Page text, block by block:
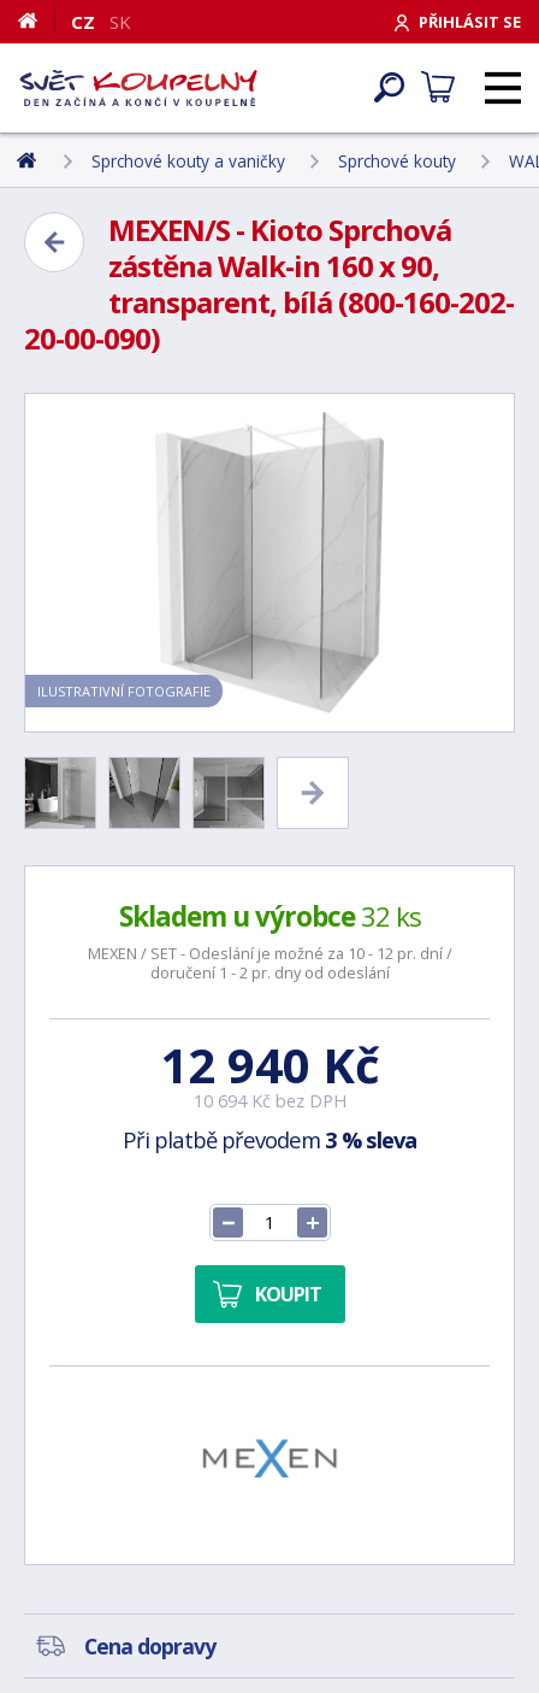
PŘIHLÁSIT SE
CZ SK
Sprchové kouty a vaničky Sprchové kouty
MEXEN/S - Kioto Sprchová
zástěna Walk-in 160 x 90,
transparent, bílá (800-160-202-
20-00-090)
ILUSTRATIVNÍ FOTOGRAFIE
Skladem u výrobce32 ks
MEXEN / SET - Odeslání je možné za 10 - 12 pr. dní /
doručení 1 - 2 pr. dny od odeslání
12 940 Kč
10 694 Kč bez DPH
Při platbě převodem 3 % sleva
KOUPIT
Cena dopravy